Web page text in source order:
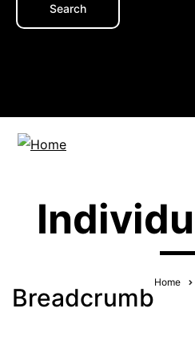
Breadcrumb
Home